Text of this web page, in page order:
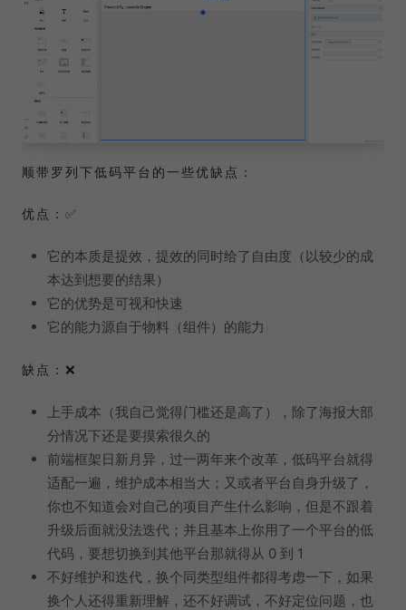
顺带罗列下低码平台的一些优缺点：
优点：✅
它的本质是提效，提效的同时给了自由度（以较少的成
本达到想要的结果）
它的优势是可视和快速
它的能力源自于物料（组件）的能力
缺点：❌
上手成本（我自己觉得门槛还是高了），除了海报大部
分情况下还是要摸索很久的
前端框架日新月异，过一两年来个改革，低码平台就得
适配一遍，维护成本相当大；又或者平台自身升级了，
你也不知道会对自己的项目产生什么影响，但是不跟着
升级后面就没法迭代；并且基本上你用了一个平台的低
代码，要想切换到其他平台那就得从 0 到 1
不好维护和迭代，换个同类型组件都得考虑一下，如果
换个人还得重新理解，还不好调试，不好定位问题，也